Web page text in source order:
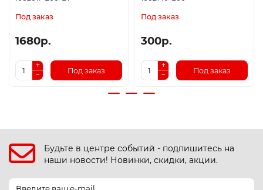
Под заказ
1680р.
Под заказ
Под заказ
300р.
Под заказ
Будьте в центре событий - подпишитесь на
наши новости! Новинки, скидки, акции.